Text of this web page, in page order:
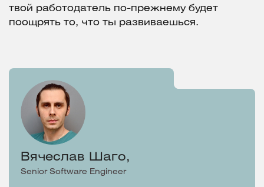
твой работодатель по-прежнему будет
поощрять то, что ты развиваешься.
Вячеслав Шаго,
Senior Software Engineer